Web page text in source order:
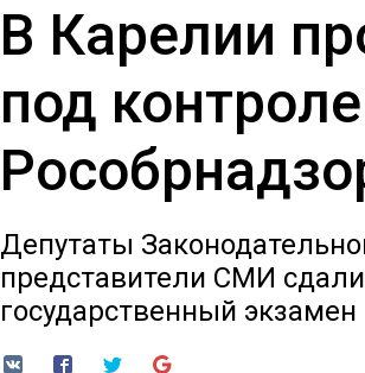
В Карелии
под
Депутаты
представители СМИ
государственный